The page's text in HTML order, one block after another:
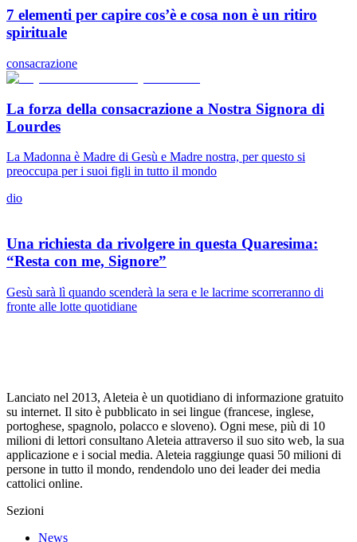
7 elementi per capire cos’è e cosa non è un ritiro
spirituale
consacrazione
La forza della consacrazione a Nostra Signora di
Lourdes
La Madonna è Madre di Gesù e Madre nostra, per questo si
preoccupa per i suoi figli in tutto il mondo
dio
Una richiesta da rivolgere in questa Quaresima:
“Resta con me, Signore”
Gesù sarà lì quando scenderà la sera e le lacrime scorreranno di
fronte alle lotte quotidiane
Lanciato nel 2013, Aleteia è un quotidiano di informazione gratuito
su internet. Il sito è pubblicato in sei lingue (francese, inglese,
portoghese, spagnolo, polacco e sloveno). Ogni mese, più di 10
milioni di lettori consultano Aleteia attraverso il suo sito web, la sua
applicazione e i social media. Aleteia raggiunge quasi 50 milioni di
persone in tutto il mondo, rendendolo uno dei leader dei media
cattolici online.
Sezioni
News